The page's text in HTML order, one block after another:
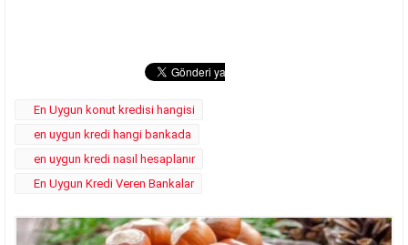
En Uygun konut kredisi hangisi
en uygun kredi hangi bankada
en uygun kredi nasıl hesaplanır
En Uygun Kredi Veren Bankalar